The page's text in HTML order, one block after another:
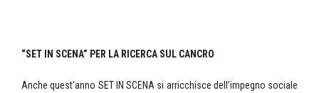
“SET IN SCENA” PER LA RICERCA SUL CANCRO
Anche quest’anno SET IN SCENA si arricchisce dell’impegno sociale